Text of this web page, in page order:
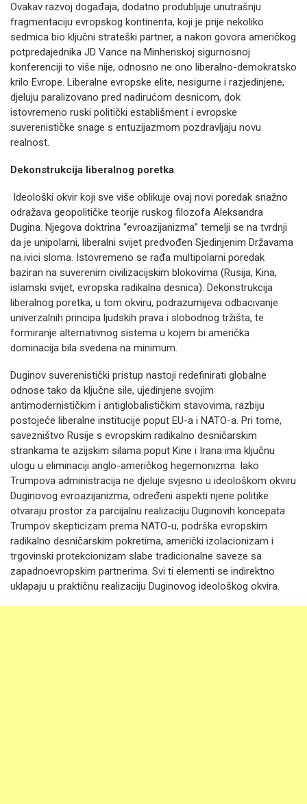
Ovakav razvoj događaja, dodatno produbljuje unutrašnju
fragmentaciju evropskog kontinenta, koji je prije nekoliko
sedmica bio ključni strateški partner, a nakon govora američkog
potpredajednika JD Vance na Minhenskoj sigurnosnoj
konferenciji to više nije, odnosno ne ono liberalno-demokratsko
krilo Evrope. Liberalne evropske elite, nesigurne i razjedinjene,
djeluju paralizovano pred nadirućom desnicom, dok
istovremeno ruski politički establišment i evropske
suverenističke snage s entuzijazmom pozdravljaju novu
realnost.
Dekonstrukcija liberalnog poretka
Ideološki okvir koji sve više oblikuje ovaj novi poredak snažno
odražava geopolitičke teorije ruskog filozofa Aleksandra
Dugina. Njegova doktrina “evroazijanizma” temelji se na tvrdnji
da je unipolarni, liberalni svijet predvođen Sjedinjenim Državama
na ivici sloma. Istovremeno se rađa multipolarni poredak
baziran na suverenim civilizacijskim blokovima (Rusija, Kina,
islamski svijet, evropska radikalna desnica). Dekonstrukcija
liberalnog poretka, u tom okviru, podrazumijeva odbacivanje
univerzalnih principa ljudskih prava i slobodnog tržišta, te
formiranje alternativnog sistema u kojem bi američka
dominacija bila svedena na minimum.
Duginov suverenistički pristup nastoji redefinirati globalne
odnose tako da ključne sile, ujedinjene svojim
antimodernističkim i antiglobalističkim stavovima, razbiju
postojeće liberalne institucije poput EU-a i NATO-a. Pri tome,
savezništvo Rusije s evropskim radikalno desničarskim
strankama te azijskim silama poput Kine i Irana ima ključnu
ulogu u eliminaciji anglo-američkog hegemonizma. Iako
Trumpova administracija ne djeluje svjesno u ideološkom okviru
Duginovog evroazijanizma, određeni aspekti njene politike
otvaraju prostor za parcijalnu realizaciju Duginovih koncepata.
Trumpov skepticizam prema NATO-u, podrška evropskim
radikalno desničarskim pokretima, američki izolacionizam i
trgovinski protekcionizam slabe tradicionalne saveze sa
zapadnoevropskim partnerima. Svi ti elementi se indirektno
uklapaju u praktičnu realizaciju Duginovog ideološkog okvira.